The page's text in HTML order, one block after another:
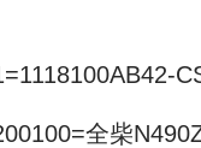
全柴